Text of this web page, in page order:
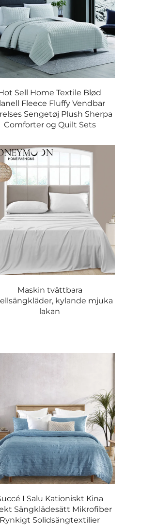
Sell Home Textile Blød
Fleece Fluffy Vendbar
Sengetøj Plush Sherpa
Comforter og Quilt Sets
Maskin tvättbara
kylande mjuka
lakan
I Salu Kationiskt Kina
Sängklädesätt Mikrofiber
Rynkigt Solidsängtextilier